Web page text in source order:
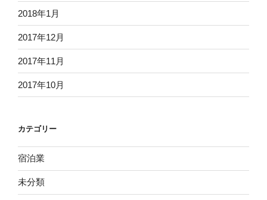
2018年1月
2017年12月
2017年11月
2017年10月
カテゴリー
宿泊業
未分類